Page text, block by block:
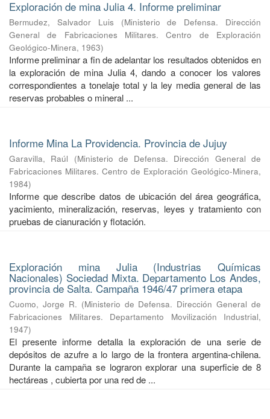
Exploración de mina Julia 4. Informe preliminar
Bermudez, Salvador Luis (Ministerio de Defensa. Dirección
General de Fabricaciones Militares. Centro de Exploración
Geológico-Minera, 1963)
Informe preliminar a fin de adelantar los resultados obtenidos en
la exploración de mina Julia 4, dando a conocer los valores
correspondientes a tonelaje total y la ley media general de las
reservas probables o mineral ...
Informe Mina La Providencia. Provincia de Jujuy
Garavilla, Raúl (Ministerio de Defensa. Dirección General de
Fabricaciones Militares. Centro de Exploración Geológico-Minera,
1984)
Informe que describe datos de ubicación del área geográfica,
yacimiento, mineralización, reservas, leyes y tratamiento con
pruebas de cianuración y flotación.
Exploración mina Julia (Industrias Químicas
Nacionales) Sociedad Mixta. Departamento Los Andes,
provincia de Salta. Campaña 1946/47 primera etapa
Cuomo, Jorge R. (Ministerio de Defensa. Dirección General de
Fabricaciones Militares. Departamento Movilización Industrial,
1947)
El presente informe detalla la exploración de una serie de
depósitos de azufre a lo largo de la frontera argentina-chilena.
Durante la campaña se lograron explorar una superficie de 8
hectáreas , cubierta por una red de ...